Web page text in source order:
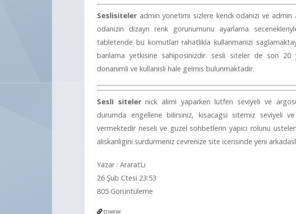
Seslisiteler admin yonetimi sizlere kendi odanizi ve admin
odanizin dizayn renk gorunumunu ayarlama
tabletende bu komutlari rahatlikla kullanmanizi
banlama yetkisine sahiposinizdir. sesli siteler de son
donanimli ve kullanisli hale gelmis bulunmaktadir.
Sesli sitelernick alimi yaparken lutfen seviyeli ve
durumda engellene bilirsiniz, kisacagsi sitemiz seviyeli
vermektedir neseli ve guzel sohbetlerin yapici rolunu
aliskanligini surdurmeniz cevrenize site icerisinde yeni
Yazar : AraratLı
26 Şub Ctesi 23:53
805 Görüntüleme
Etiketler: